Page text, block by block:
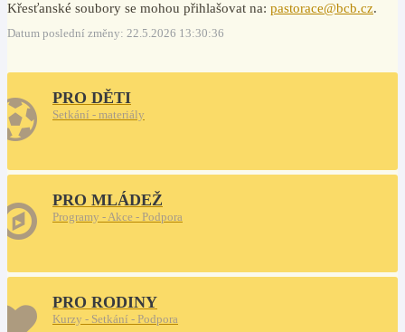
Křesťanské soubory se mohou přihlašovat na: pastorace@bcb.cz.
Datum poslední změny: 22.5.2026 13:30:36
PRO DĚTI
Setkání - materiály
PRO MLÁDEŽ
Programy - Akce - Podpora
PRO RODINY
Kurzy - Setkání - Podpora